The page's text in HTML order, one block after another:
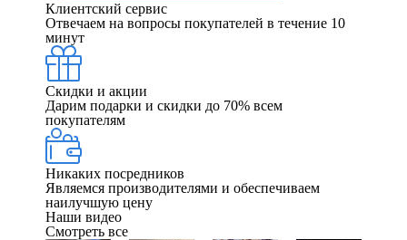
Клиентский сервис
Отвечаем на вопросы покупателей в течение 10
минут
Скидки и акции
Дарим подарки и скидки до 70% всем
покупателям
Никаких посредников
Являемся производителями и обеспечиваем
наилучшую цену
Наши видео
Смотреть все